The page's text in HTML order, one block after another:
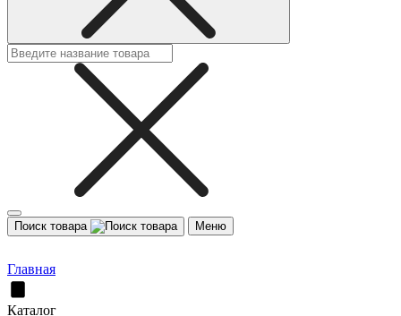
Поиск товара Меню
Главная
Каталог